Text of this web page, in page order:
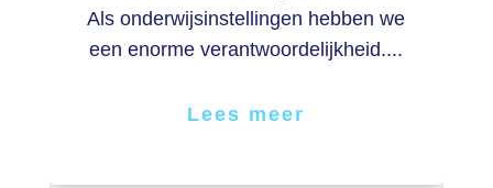
Als onderwijsinstellingen hebben we
een enorme verantwoordelijkheid....
Lees meer